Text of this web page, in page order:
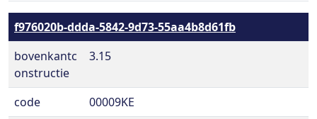
f976020b-ddda-5842-9d73-55aa4b8d61fb
bovenkantc
onstructie
3.15
code
00009KE